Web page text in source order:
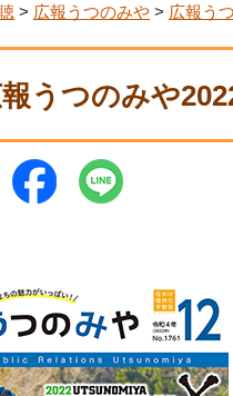
> 広報うつのみや > 広報う
うつのみや